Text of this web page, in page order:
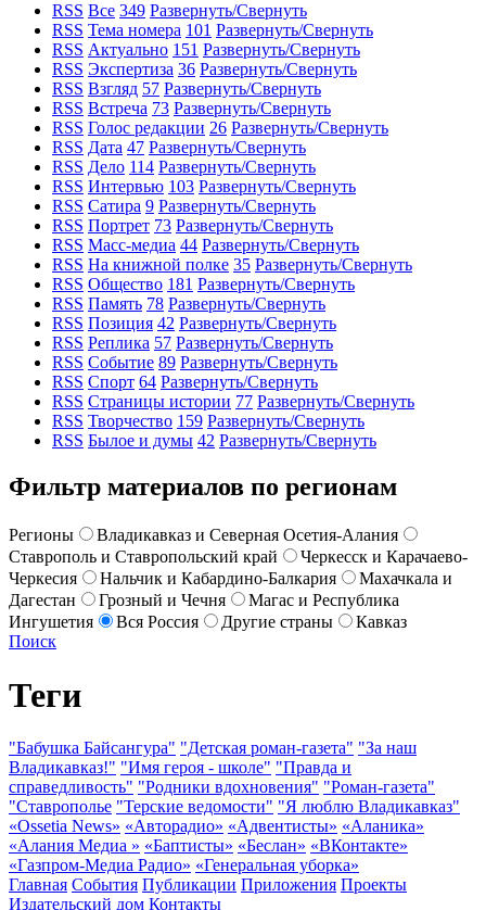
RSS Все 349 Развернуть/Свернуть
RSS Тема номера 101 Развернуть/Свернуть
RSS Актуально 151 Развернуть/Свернуть
RSS Экспертиза 36 Развернуть/Свернуть
RSS Взгляд 57 Развернуть/Свернуть
RSS Встреча 73 Развернуть/Свернуть
RSS Голос редакции 26 Развернуть/Свернуть
RSS Дата 47 Развернуть/Свернуть
RSS Дело 114 Развернуть/Свернуть
RSS Интервью 103 Развернуть/Свернуть
RSS Сатира 9 Развернуть/Свернуть
RSS Портрет 73 Развернуть/Свернуть
RSS Масс-медиа 44 Развернуть/Свернуть
RSS На книжной полке 35 Развернуть/Свернуть
RSS Общество 181 Развернуть/Свернуть
RSS Память 78 Развернуть/Свернуть
RSS Позиция 42 Развернуть/Свернуть
RSS Реплика 57 Развернуть/Свернуть
RSS Событие 89 Развернуть/Свернуть
RSS Спорт 64 Развернуть/Свернуть
RSS Страницы истории 77 Развернуть/Свернуть
RSS Творчество 159 Развернуть/Свернуть
RSS Былое и думы 42 Развернуть/Свернуть
Фильтр материалов по регионам
Регионы
Владикавказ и Северная Осетия-Алания
Ставрополь и Ставропольский край
Черкесск и Карачаево-
Черкесия
Нальчик и Кабардино-Балкария
Махачкала и
Дагестан
Грозный и Чечня
Магас и Республика
Ингушетия
Вся Россия Другие страны
Кавказ
Поиск
Теги
"Бабушка Байсангура" "Детская роман-газета" "За наш
Владикавказ!" "Имя героя - школе" "Правда и
справедливость" "Родники вдохновения" "Роман-газета"
"Ставрополье "Терские ведомости" "Я люблю Владикавказ"
«Ossetia News» «Авторадио» «Адвентисты» «Аланика»
«Алания Медиа » «Баптисты» «Беслан» «ВКонтакте»
«Газпром-Медиа Радио» «Генеральная уборка»
Главная События Публикации Приложения Проекты
Издательский дом Контакты